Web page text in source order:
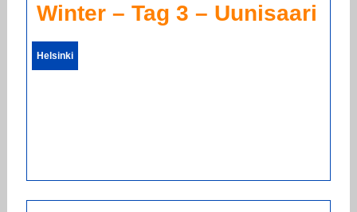
Winter – Tag 3 – Uunisaari
Helsinki